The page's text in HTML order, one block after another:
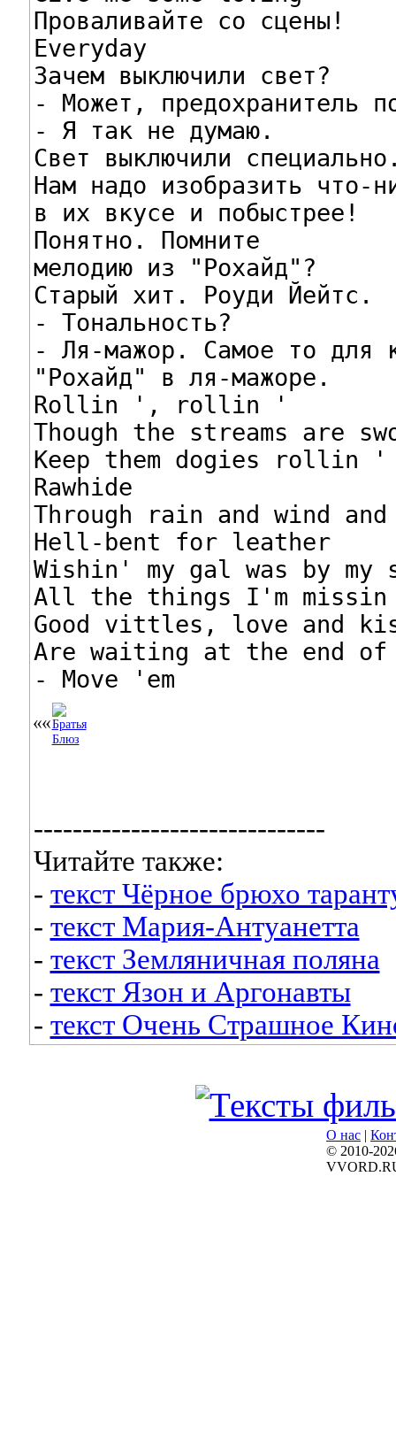
Проваливайте со сцены!
Everyday
Зачем выключили свет?
- Может, предохранитель
- Я так не думаю.
Свет выключили
Нам надо изобразить что-
в их вкусе и побыстрее!
Понятно. Помните
мелодию из "Рохайд"?
Старый хит. Роуди Йейтс.
- Тональность?
- Ля-мажор. Самое то для
"Рохайд" в ля-мажоре.
Rollin ', rollin '
Though the streams are
Keep them dogies rollin '
Rawhide
Through rain and wind and
Hell-bent for leather
Wishin' my gal was by my
All the things I'm
Good vittles, love and
Are waiting at the end of
- Move 'em
------------------------------
Читайте также:
- текст Чёрное брюхо
- текст Мария-Антуанетта
- текст Земляничная поляна
- текст Язон и Аргонавты
- текст Очень Страшное
О нас |
© 2010-